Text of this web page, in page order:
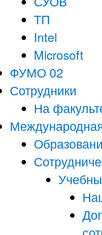
ТП
Intel
Microsoft
ФУМО 02
Сотрудники
На